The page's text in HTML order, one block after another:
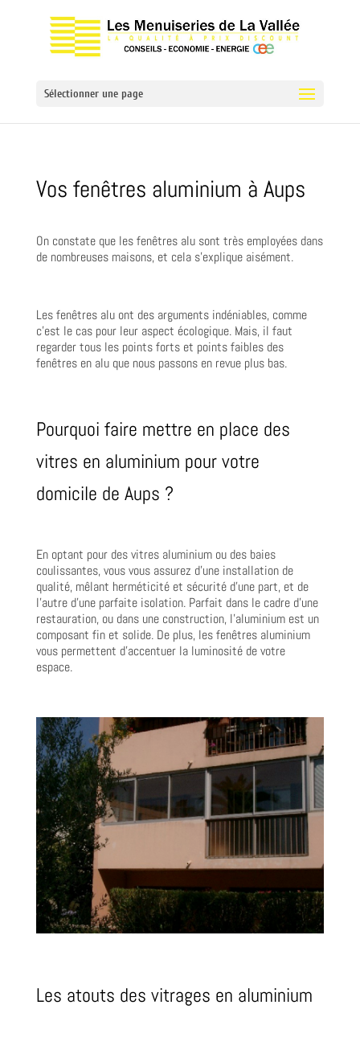
Sélectionner une page
Vos fenêtres aluminium à Aups
On constate que les fenêtres alu sont très employées dans
de nombreuses maisons, et cela s’explique aisément.
Les fenêtres alu ont des arguments indéniables, comme
c’est le cas pour leur aspect écologique. Mais, il faut
regarder tous les points forts et points faibles des
fenêtres en alu que nous passons en revue plus bas.
Pourquoi faire mettre en place des
vitres en aluminium pour votre
domicile de Aups ?
En optant pour des vitres aluminium ou des baies
coulissantes, vous vous assurez d’une installation de
qualité, mêlant herméticité et sécurité d’une part, et de
l’autre d’une parfaite isolation. Parfait dans le cadre d’une
restauration, ou dans une construction, l’aluminium est un
composant fin et solide. De plus, les fenêtres aluminium
vous permettent d’accentuer la luminosité de votre
espace.
Les atouts des vitrages en aluminium